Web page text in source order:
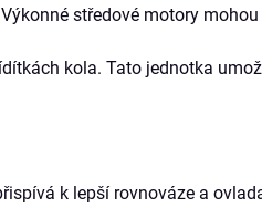
středové motory
kola. Tato jednotka
k lepší rovnováze a